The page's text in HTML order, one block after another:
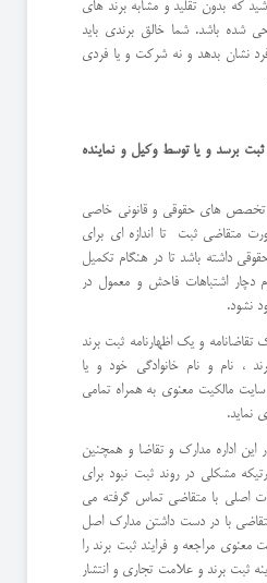
که بدون تقلید و مشابه برند های
شده باشد. شما خالق برندی باید
نشان بدهد و نه شرکت و یا فردی
ثبت برسد و یا توسط وکیل و نماینده
تخصص های حقوقی و قانونی خاصی
متقاضی ثبت تا اندازه ای برای
داشته باشد تا در هنگام تکمیل
دچار اشتباهات فاحش و معمول در
نشود.
تقاضانامه و یک اظهارنامه ثبت برند
، نام و نام خانوادگی خود و یا
مالکیت معنوی به همراه تمامی
نماید.
اداره مدارک و تقاضا و همچنین
مشکلی در روند ثبت نبود برای
اصلی با متقاضی تماس گرفته می
با در دست داشتن مدارک اصل
معنوی مراجعه و فرایند ثبت برند را
ثبت برند و علامت تجاری و انتشار